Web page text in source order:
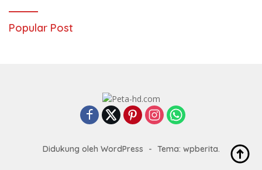
Popular Post
Didukung oleh WordPress - Tema: wpberita.